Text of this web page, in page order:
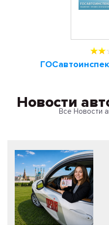
НовостиВсе Новости